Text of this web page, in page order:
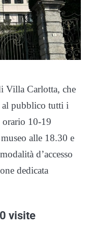
Villa Carlotta, che
al pubblico tutti i
orario 10-19
alle 18.30 e
d’accesso
dedicata
visite